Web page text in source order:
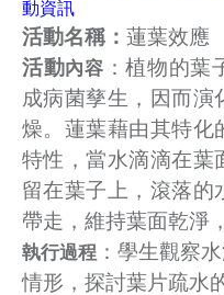
動資訊
活動名稱： 蓮葉效應
活動內容 ：植物的葉
成病菌孳生，因而演
燥。蓮葉藉由其特化
特性，當水滴滴在葉
留在葉子上，滾落的
帶走，維持葉面乾淨
執行過程 ：學生觀察
情形，探討葉片疏水